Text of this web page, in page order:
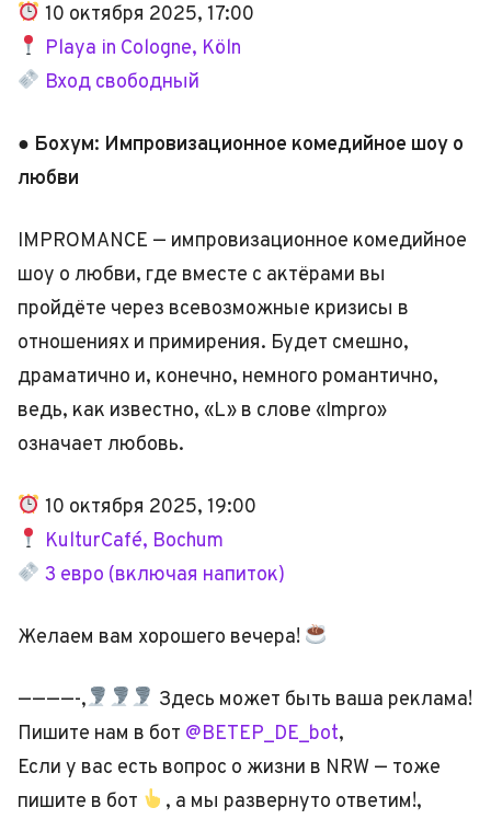
10 октября 2025, 17:00
Playa in Cologne, Köln
Вход свободный
● Бохум: Импровизационное комедийное шоу о
любви
IMPROMANCE — импровизационное комедийное
шоу о любви, где вместе с актёрами вы
пройдёте через всевозможные кризисы в
отношениях и примирения. Будет смешно,
драматично и, конечно, немного романтично,
ведь, как известно, «L» в слове «Impro»
означает любовь.
10 октября 2025, 19:00
KulturCafé, Bochum
3 евро (включая напиток)
Желаем вам хорошего вечера!
————-,
Здесь может быть ваша реклама!
Пишите нам в бот @BETEP_DE_bot,
Если у вас есть вопрос о жизни в NRW — тоже
пишите в бот
, а мы развернуто ответим!,